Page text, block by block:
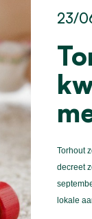
23/
Torhout
decreet
lokale